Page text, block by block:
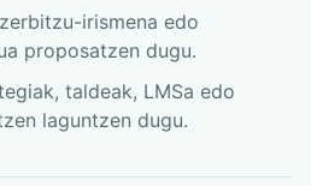
irismena edo
proposatzen dugu.
taldeak, LMSa edo
laguntzen dugu.